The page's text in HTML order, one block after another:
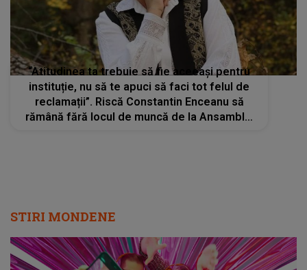
“Atitudinea ta trebuie să fie aceeași pentru
instituție, nu să te apuci să faci tot felul de
reclamații”. Riscă Constantin Enceanu să
rămână fără locul de muncă de la Ansamblul
STIRI MONDENE